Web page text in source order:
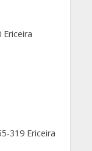
319 Ericeira